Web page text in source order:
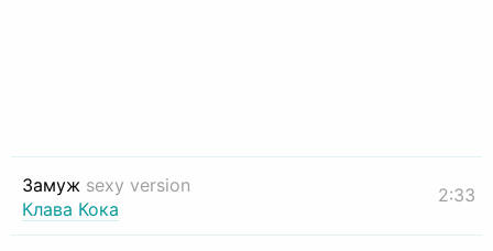
Замуж sexy version
Клава Кока
2:33